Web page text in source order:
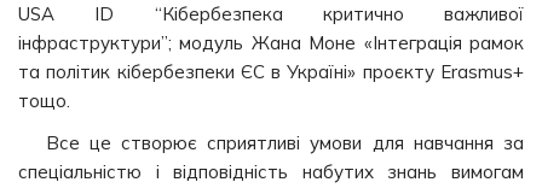
USA ID “Кібербезпека критично важливої
інфраструктури”; модуль Жана Моне «Інтеграція рамок
та політик кібербезпеки ЄС в Україні» проєкту Erasmus+
тощо.
Все це створює сприятливі умови для навчання за
спеціальністю і відповідність набутих знань вимогам